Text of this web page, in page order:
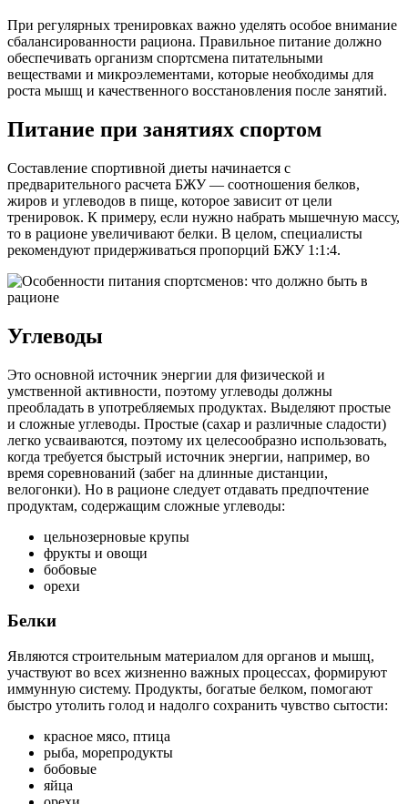
При регулярных тренировках важно уделять особое внимание
сбалансированности рациона. Правильное питание должно
обеспечивать организм спортсмена питательными
веществами и микроэлементами, которые необходимы для
роста мышц и качественного восстановления после занятий.
Питание при занятиях спортом
Составление спортивной диеты начинается с
предварительного расчета БЖУ — соотношения белков,
жиров и углеводов в пище, которое зависит от цели
тренировок. К примеру, если нужно набрать мышечную массу,
то в рационе увеличивают белки. В целом, специалисты
рекомендуют придерживаться пропорций БЖУ 1:1:4.
Углеводы
Это основной источник энергии для физической и
умственной активности, поэтому углеводы должны
преобладать в употребляемых продуктах. Выделяют простые
и сложные углеводы. Простые (сахар и различные сладости)
легко усваиваются, поэтому их целесообразно использовать,
когда требуется быстрый источник энергии, например, во
время соревнований (забег на длинные дистанции,
велогонки). Но в рационе следует отдавать предпочтение
продуктам, содержащим сложные углеводы:
цельнозерновые крупы
фрукты и овощи
бобовые
орехи
Белки
Являются строительным материалом для органов и мышц,
участвуют во всех жизненно важных процессах, формируют
иммунную систему. Продукты, богатые белком, помогают
быстро утолить голод и надолго сохранить чувство сытости:
красное мясо, птица
рыба, морепродукты
бобовые
яйца